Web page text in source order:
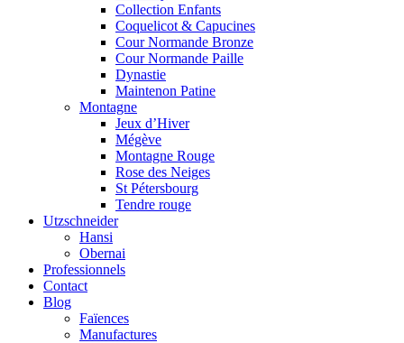
Collection Enfants
Coquelicot & Capucines
Cour Normande Bronze
Cour Normande Paille
Dynastie
Maintenon Patine
Montagne
Jeux d’Hiver
Mégève
Montagne Rouge
Rose des Neiges
St Pétersbourg
Tendre rouge
Utzschneider
Hansi
Obernai
Professionnels
Contact
Blog
Faïences
Manufactures